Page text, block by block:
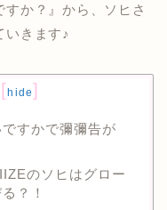
か？』から、ソヒさ
いきます♪
[hide]
すかで彌彌告が
のソヒはグロー
？！